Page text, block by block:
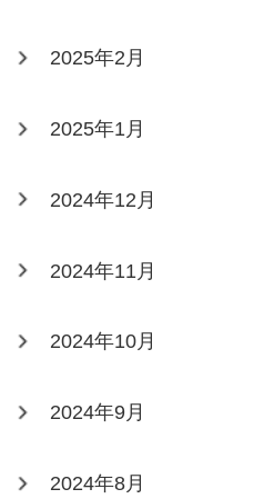
2025年2月
2025年1月
2024年12月
2024年11月
2024年10月
2024年9月
2024年8月